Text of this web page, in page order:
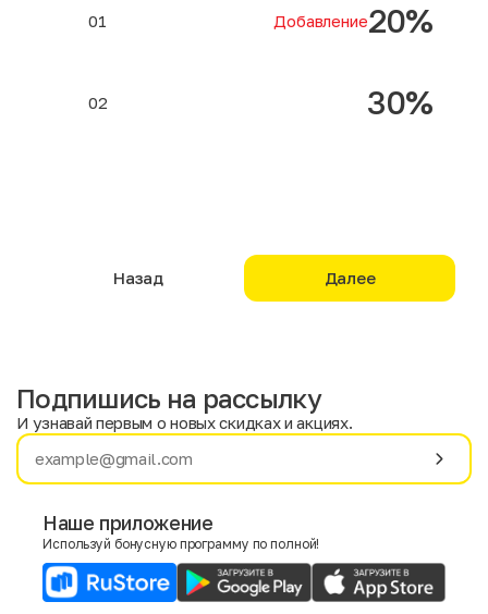
Добавление
01 20%
02 30%
Назад Далее
Имя
E-mail
Подпишись на рассылку
И узнавай первым о новых скидках и акциях.
Наше приложение
Используй бонусную программу по полной!